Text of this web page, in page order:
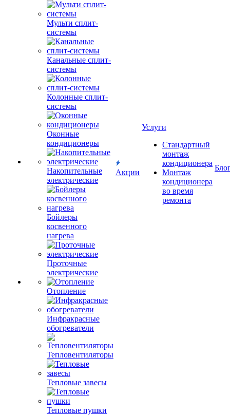
Мульти сплит-
системы
Канальные сплит-
системы
Колонные сплит-
системы
Оконные
кондиционеры
Накопительные
электрические
Бойлеры
косвенного
нагрева
Проточные
электрические
Отопление
Инфракрасные
обогреватели
Тепловентиляторы
Тепловые завесы
Тепловые пушки
Акции
Услуги
Стандартный
монтаж
кондиционера
Монтаж
кондиционера
во время
ремонта